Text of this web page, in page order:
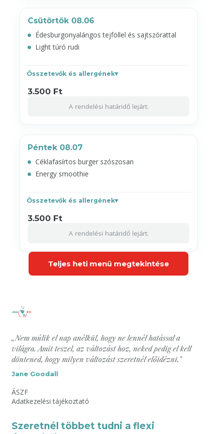
Csütörtök 08.06
Édesburgonyalángos tejföllel és sajtszórattal
Light túró rudi
Összetevők és allergének
3.500 Ft
A rendelési határidő lejárt.
Péntek 08.07
Céklafasírtos burger szószosan
Energy smoothie
Összetevők és allergének
3.500 Ft
A rendelési határidő lejárt.
Teljes heti menü megtekintése
„Nem múlik el nap anélkül, hogy ne lennél hatással a
világra. Amit teszel, az változást hoz, neked pedig el kell
döntened, hogy milyen változást szeretnél előidézni."
Jane Goodall
ÁSZF
Adatkezelési tájékoztató
Szeretnél többet tudni a flexi